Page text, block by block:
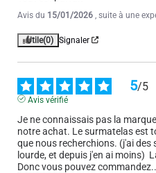
Avis du 15/01/2026 , suite à une
Utile(0) Signaler
5/5
Avis vérifié
Je ne connaissais pas la
notre achat. Le surmatelas est
que nous recherchions. (j'ai des
lourde, et depuis j'en ai moins)
Donc vous pouvez commandez